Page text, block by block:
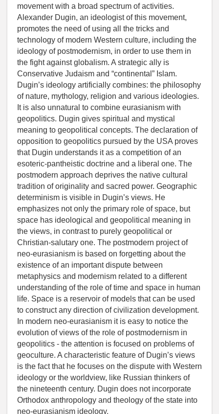
movement with a broad spectrum of activities.
Alexander Dugin, an ideologist of this movement,
promotes the need of using all the tricks and
technology of modern Western culture, including the
ideology of postmodernism, in order to use them in
the fight against globalism. A strategic ally is
Conservative Judaism and “continental” Islam.
Dugin’s ideology artificially combines: the philosophy
of nature, mythology, religion and various ideologies.
It is also unnatural to combine eurasianism with
geopolitics. Dugin gives spiritual and mystical
meaning to geopolitical concepts. The declaration of
opposition to geopolitics pursued by the USA proves
that Dugin understands it as a competition of an
esoteric-pantheistic doctrine and a liberal one. The
postmodern approach deprives the native cultural
tradition of originality and sacred power. Geographic
determinism is visible in Dugin’s views. He
emphasizes not only the primary role of space, but
space has ideological and geopolitical meaning in
the views, in contrast to purely geopolitical or
Christian-salutary one. The postmodern project of
neo-eurasianism is based on forgetting about the
existence of an important dispute between
metaphysics and modernism related to a different
understanding of the role of time and space in human
life. Space is a reservoir of models that can be used
to construct any direction of civilization development.
In modern neo-eurasianism it is easy to notice the
evolution of views of the role of postmodernism in
geopolitics - the attention is focused on problems of
geoculture. A characteristic feature of Dugin’s views
is the fact that he focuses on the dispute with Western
ideology or the worldview, like Russian thinkers of
the nineteenth century. Dugin does not incorporate
Orthodox anthropology and theology of the state into
neo-eurasianism ideology.